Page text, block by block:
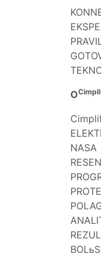
O
NASA